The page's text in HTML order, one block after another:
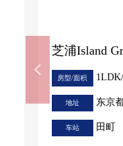
芝浦Island
房型/面积
地址 东京
车站 田町